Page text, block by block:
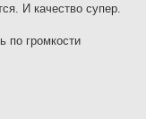
И качество супер.
по громкости